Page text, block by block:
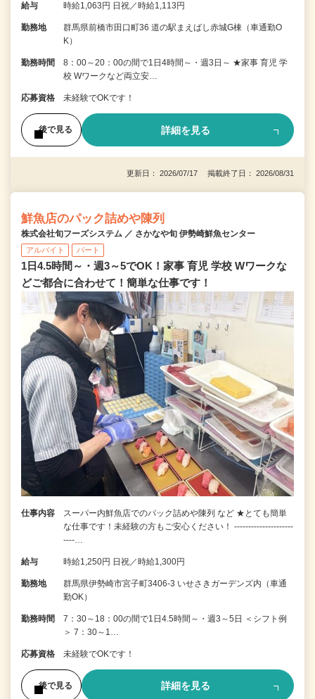
給与 時給1,063円 日祝／時給1,113円
勤務地
群馬県前橋市田口町36 道の駅まえばし赤城G棟（車通勤O
K）
勤務時間
8：00～20：00の間で1日4時間～・週3日～ ★家事 育児 学
校 Wワークなど両立安…
応募資格 未経験でOKです！
後で見る 詳細を見る
更新日： 2026/07/17 掲載終了日： 2026/08/31
鮮魚店のパック詰めや陳列
株式会社旬フーズシステム ／ さかなや旬 伊勢崎鮮魚センター
アルバイト パート
1日4.5時間～・週3～5でOK！家事 育児 学校 Wワークな
どご都合に合わせて！簡単な仕事です！
仕事内容
スーパー内鮮魚店でのパック詰めや陳列 など ★とても簡単
な仕事です！未経験の方もご安心ください！ ---------------------
----…
給与 時給1,250円 日祝／時給1,300円
勤務地
群馬県伊勢崎市宮子町3406-3 いせさきガーデンズ内（車通
勤OK）
勤務時間
7：30～18：00の間で1日4.5時間～・週3～5日 ＜シフト例
＞ 7：30～1…
応募資格 未経験でOKです！
後で見る 詳細を見る